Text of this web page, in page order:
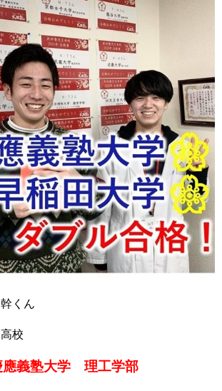
くん
校
應義塾大学 理工学部